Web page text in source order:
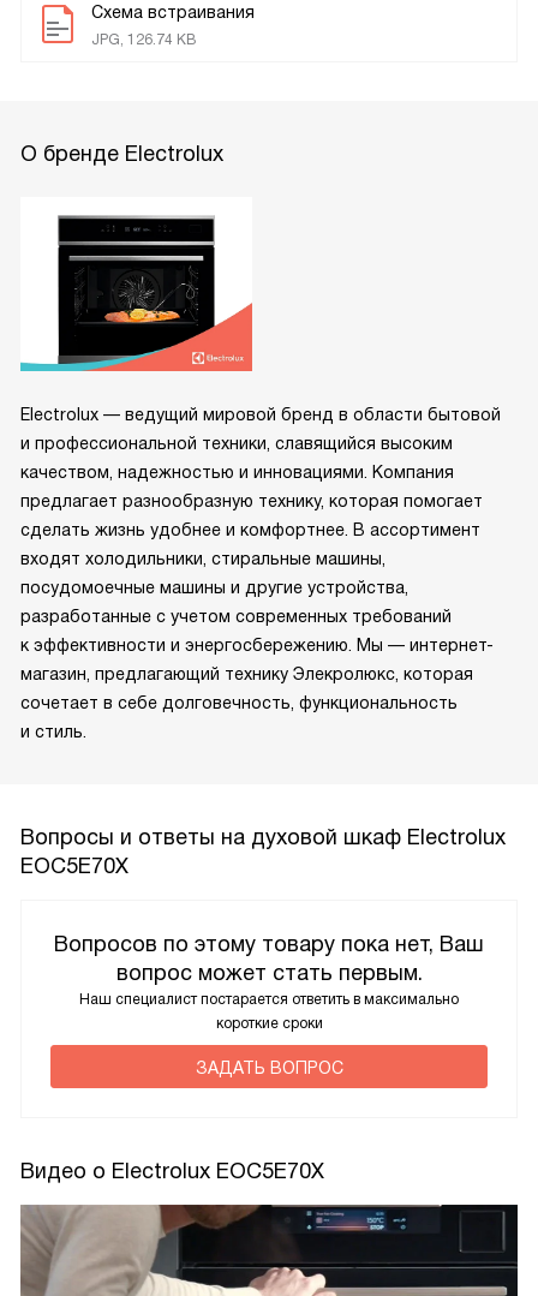
Схема встраивания
JPG, 126.74 KB
О бренде Electrolux
Electrolux — ведущий мировой бренд в области бытовой
и профессиональной техники, славящийся высоким
качеством, надежностью и инновациями. Компания
предлагает разнообразную технику, которая помогает
сделать жизнь удобнее и комфортнее. В ассортимент
входят холодильники, стиральные машины,
посудомоечные машины и другие устройства,
разработанные с учетом современных требований
к эффективности и энергосбережению. Мы — интернет-
магазин, предлагающий технику Элекролюкс, которая
сочетает в себе долговечность, функциональность
и стиль.
Вопросы и ответы на духовой шкаф Electrolux
EOC5E70X
Вопросов по этому товару пока нет, Ваш
вопрос может стать первым.
Наш специалист постарается ответить в максимально
короткие сроки
ЗАДАТЬ ВОПРОС
Видео о Electrolux EOC5E70X